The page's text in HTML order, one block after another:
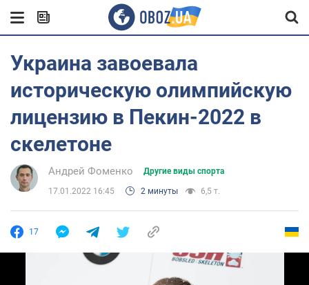
Украина завоевала
историческую олимпийскую
лицензию в Пекин-2022 в
скелетоне
Андрей Фоменко Другие виды спорта
17.01.2022 16:45 2 минуты 6,5 т.
17